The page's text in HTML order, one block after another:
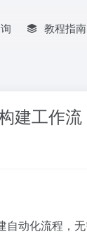
教程指南
建工作流
动化流程，